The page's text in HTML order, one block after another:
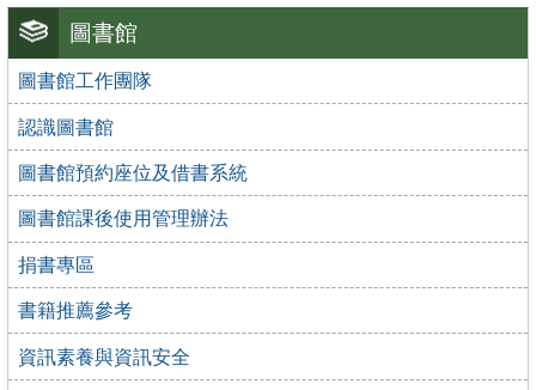
圖書館
圖書館工作團隊
認識圖書館
圖書館預約座位及借書系統
圖書館課後使用管理辦法
捐書專區
書籍推薦參考
資訊素養與資訊安全